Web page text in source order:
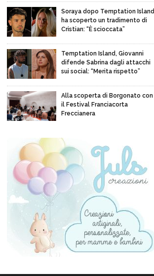
Soraya dopo Temptation Island
ha scoperto un tradimento di
Cristian: “È scioccata”
Temptation Island, Giovanni
difende Sabrina dagli attacchi
sui social: “Merita rispetto”
Alla scoperta di Borgonato con
il Festival Franciacorta
Freccianera